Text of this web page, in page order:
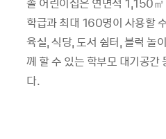
학급과 최대 160명이 사용할
육실,식당,도서 쉼터,블럭 놀
께 할 수 있는 학부모 대기공간
다.